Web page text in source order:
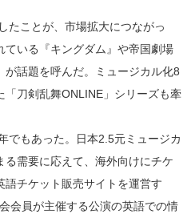
ことが、市場拡大につながっ
ている『キングダム』や帝国劇場
が話題を呼んだ。ミュージカル化8
「刀剣乱舞ONLINE」シリーズも牽
もあった。日本2.5元ミュージカ
需要に応えて、海外向けにチケ
語チケット販売サイトを運営す
会員が主催する公演の英語での情